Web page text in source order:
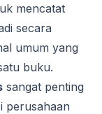
mencatat
secara
umum yang
buku.
sangat penting
perusahaan